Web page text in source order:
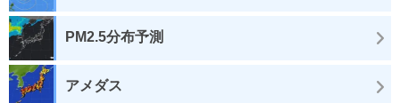
PM2.5分布予測
アメダス